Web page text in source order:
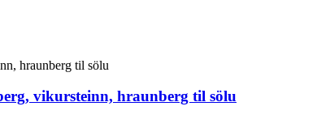
vikursteinn, hraunberg til sölu